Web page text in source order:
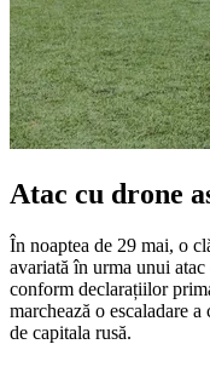
Atac cu drone
În noaptea de 29 mai, o
avariată în urma unui
conform declarațiilor
marchează o escaladare
de capitala rusă.